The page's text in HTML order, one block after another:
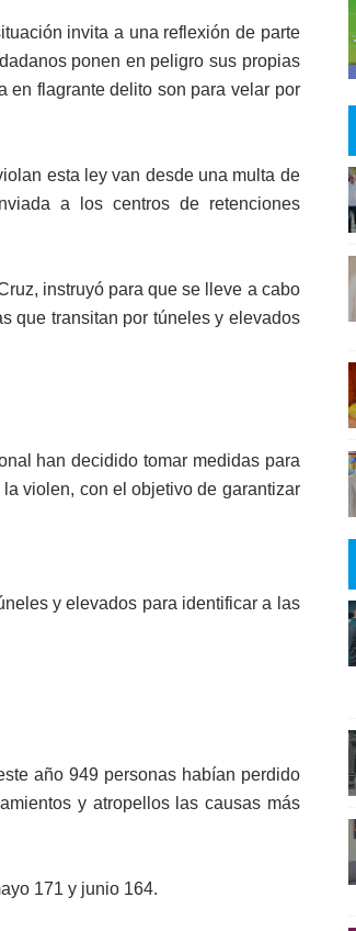
invita a una reflexión de parte
ponen en peligro sus propias
en flagrante delito son para velar por
esta ley van desde una multa de
a los centros de retenciones
instruyó para que se lleve a cabo
que transitan por túneles y elevados
han decidido tomar medidas para
violen, con el objetivo de garantizar
y elevados para identificar a las
año 949 personas habían perdido
y atropellos las causas más
171 y junio 164.